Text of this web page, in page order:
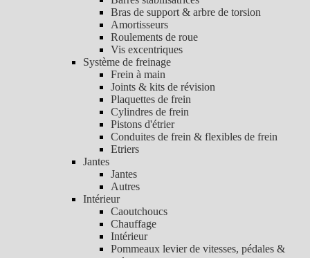
Bras de support & arbre de torsion
Amortisseurs
Roulements de roue
Vis excentriques
Système de freinage
Frein à main
Joints & kits de révision
Plaquettes de frein
Cylindres de frein
Pistons d'étrier
Conduites de frein & flexibles de frein
Etriers
Jantes
Jantes
Autres
Intérieur
Caoutchoucs
Chauffage
Intérieur
Pommeaux levier de vitesses, pédales &